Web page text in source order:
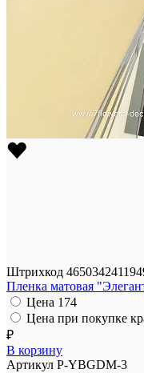
Штрихкод
Пленка матовая
Цена 174
Цена при покупке
₽
В корзину
Артикул P-YBGDM-3